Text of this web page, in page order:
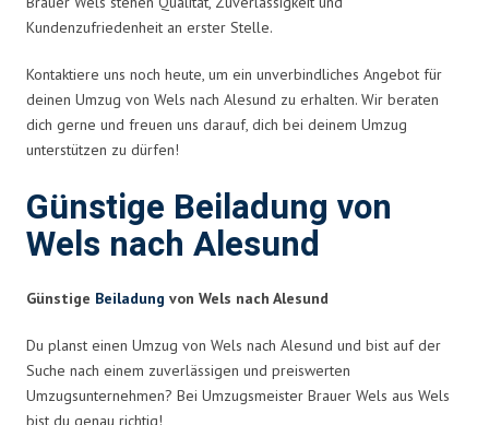
Kundenzufriedenheit an erster Stelle.
Kontaktiere uns noch heute, um ein unverbindliches Angebot für
deinen Umzug von Wels nach Alesund zu erhalten. Wir beraten
dich gerne und freuen uns darauf, dich bei deinem Umzug
unterstützen zu dürfen!
Günstige Beiladung von
Wels nach Alesund
Günstige Beiladung von Wels nach Alesund
Du planst einen Umzug von Wels nach Alesund und bist auf der
Suche nach einem zuverlässigen und preiswerten
Umzugsunternehmen? Bei Umzugsmeister Brauer Wels aus Wels
bist du genau richtig!